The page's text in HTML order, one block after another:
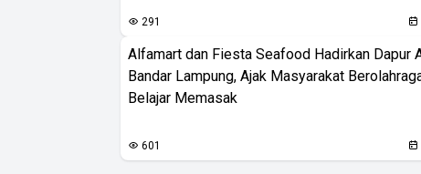
291
Alfamart dan Fiesta Seafood Hadirkan Dapur
Bandar Lampung, Ajak Masyarakat
Belajar Memasak
601